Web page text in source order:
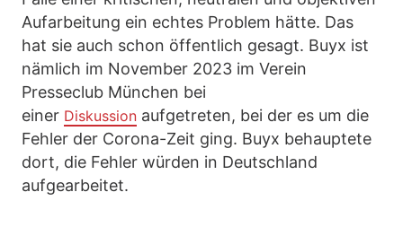
Aufarbeitung ein echtes Problem hätte. Das
hat sie auch schon öffentlich gesagt. Buyx ist
nämlich im November 2023 im Verein
Presseclub München bei
einer Diskussion aufgetreten, bei der es um die
Fehler der Corona-Zeit ging. Buyx behauptete
dort, die Fehler würden in Deutschland
aufgearbeitet.